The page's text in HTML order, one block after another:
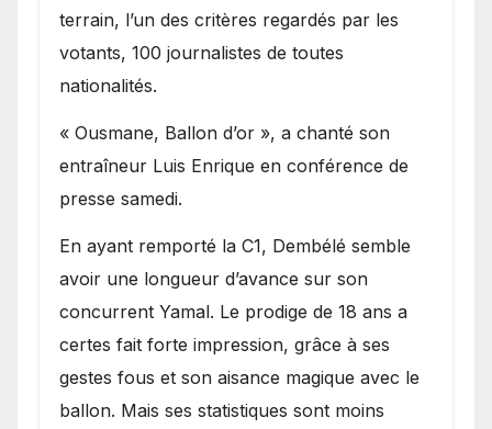
terrain, l’un des critères regardés par les
votants, 100 journalistes de toutes
nationalités.
« Ousmane, Ballon d’or », a chanté son
entraîneur Luis Enrique en conférence de
presse samedi.
En ayant remporté la C1, Dembélé semble
avoir une longueur d’avance sur son
concurrent Yamal. Le prodige de 18 ans a
certes fait forte impression, grâce à ses
gestes fous et son aisance magique avec le
ballon. Mais ses statistiques sont moins